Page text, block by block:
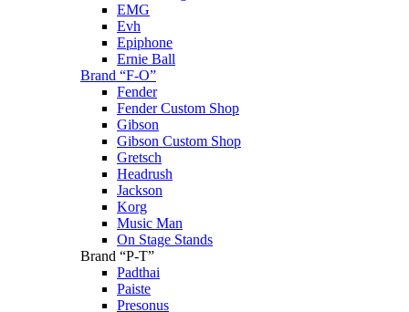
EMG
Evh
Epiphone
Ernie Ball
Brand “F-O”
Fender
Fender Custom Shop
Gibson
Gibson Custom Shop
Gretsch
Headrush
Jackson
Korg
Music Man
On Stage Stands
Brand “P-T”
Padthai
Paiste
Presonus